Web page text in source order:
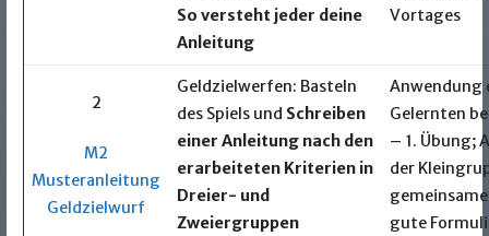
So versteht jeder deine
Anleitung
Vortages
2
M2
Musteranleitung
Geldzielwurf
Geldzielwerfen: Basteln
des Spiels und Schreiben
einer Anleitung nach den
erarbeiteten Kriterien in
Dreier- und
Zweiergruppen
Anwendung
Gelernten
– 1. Übung;
der
gute